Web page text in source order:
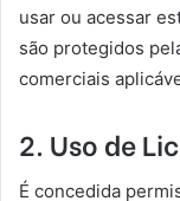
usar ou acessar
são protegidos
comerciais
2. Uso de
É concedida